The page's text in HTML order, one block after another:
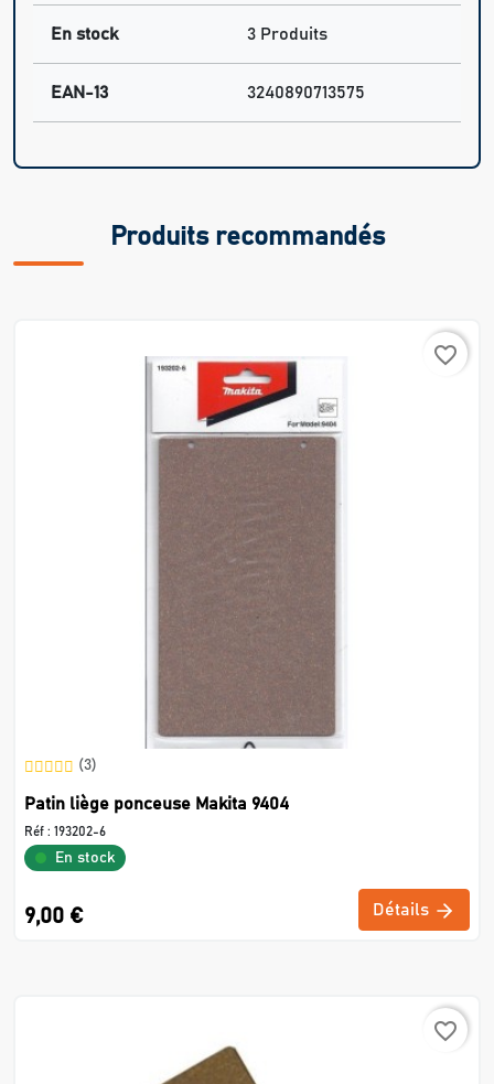
En stock 3 Produits
EAN-13 3240890713575
Produits recommandés
favorite_border
(3)
Patin liège ponceuse Makita 9404
Réf : 193202-6
En stock
9,00 € Détails
favorite_border